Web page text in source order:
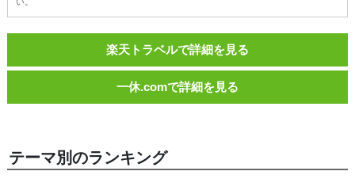
楽天トラベルで詳細を見る
一休.comで詳細を見る
テーマ別のランキング